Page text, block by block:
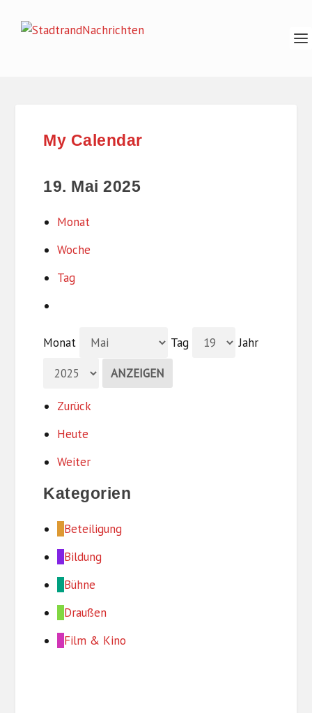
My Calendar
19. Mai 2025
Monat
Woche
Tag
Monat Tag Jahr
Zurück
Heute
Weiter
Kategorien
Beteiligung
Bildung
Bühne
Draußen
Film & Kino